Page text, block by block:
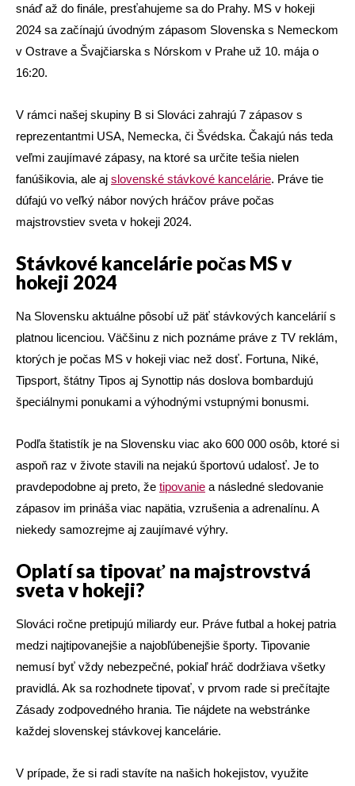
snáď až do finále, presťahujeme sa do Prahy. MS v hokeji
2024 sa začínajú úvodným zápasom Slovenska s Nemeckom
v Ostrave a Švajčiarska s Nórskom v Prahe už 10. mája o
16:20.
V rámci našej skupiny B si Slováci zahrajú 7 zápasov s
reprezentantmi USA, Nemecka, či Švédska. Čakajú nás teda
veľmi zaujímavé zápasy, na ktoré sa určite tešia nielen
fanúšikovia, ale aj slovenské stávkové kancelárie. Práve tie
dúfajú vo veľký nábor nových hráčov práve počas
majstrovstiev sveta v hokeji 2024.
Stávkové kancelárie počas MS v
hokeji 2024
Na Slovensku aktuálne pôsobí už päť stávkových kancelárií s
platnou licenciou. Väčšinu z nich poznáme práve z TV reklám,
ktorých je počas MS v hokeji viac než dosť. Fortuna, Niké,
Tipsport, štátny Tipos aj Synottip nás doslova bombardujú
špeciálnymi ponukami a výhodnými vstupnými bonusmi.
Podľa štatistík je na Slovensku viac ako 600 000 osôb, ktoré si
aspoň raz v živote stavili na nejakú športovú udalosť. Je to
pravdepodobne aj preto, že tipovanie a následné sledovanie
zápasov im prináša viac napätia, vzrušenia a adrenalínu. A
niekedy samozrejme aj zaujímavé výhry.
Oplatí sa tipovať na majstrovstvá
sveta v hokeji?
Slováci ročne pretipujú miliardy eur. Práve futbal a hokej patria
medzi najtipovanejšie a najobľúbenejšie športy. Tipovanie
nemusí byť vždy nebezpečné, pokiaľ hráč dodržiava všetky
pravidlá. Ak sa rozhodnete tipovať, v prvom rade si prečítajte
Zásady zodpovedného hrania. Tie nájdete na webstránke
každej slovenskej stávkovej kancelárie.
V prípade, že si radi stavíte na našich hokejistov, využite